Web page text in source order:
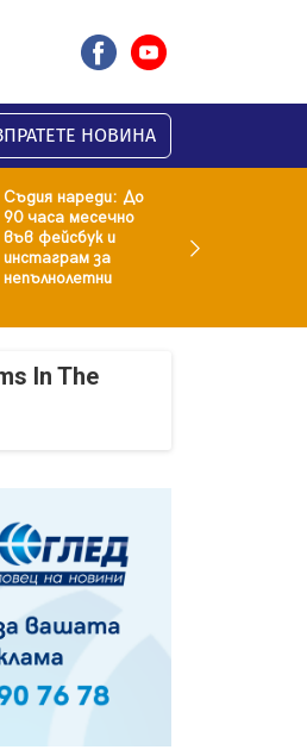
НОВИНА
Съдия нареди: До
90 часа месечно
във фейсбук и
инстаграм за
непълнолетни
In The